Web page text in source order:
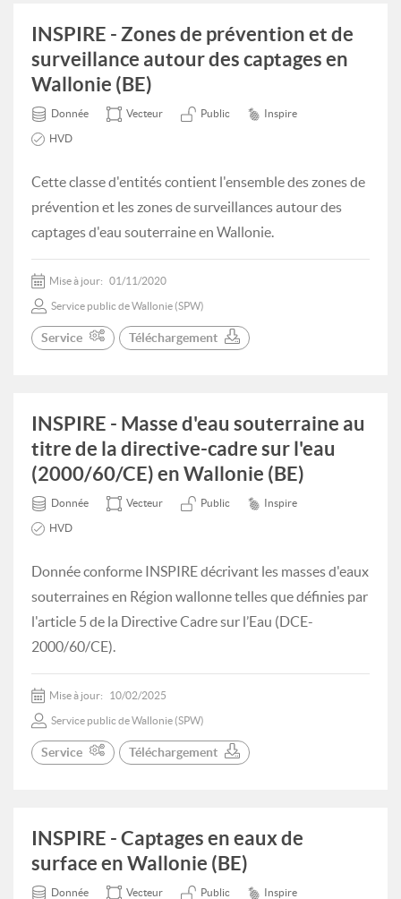
INSPIRE - Zones de prévention et de
surveillance autour des captages en
Wallonie (BE)
Donnée Vecteur Public Inspire
HVD
Cette classe d'entités contient l'ensemble des zones de
prévention et les zones de surveillances autour des
captages d'eau souterraine en Wallonie.
Mise à jour: 01/11/2020
Service public de Wallonie (SPW)
Service Téléchargement
INSPIRE - Masse d'eau souterraine au
titre de la directive-cadre sur l'eau
(2000/60/CE) en Wallonie (BE)
Donnée Vecteur Public Inspire
HVD
Donnée conforme INSPIRE décrivant les masses d'eaux
souterraines en Région wallonne telles que définies par
l'article 5 de la Directive Cadre sur l’Eau (DCE-
2000/60/CE).
Mise à jour: 10/02/2025
Service public de Wallonie (SPW)
Service Téléchargement
INSPIRE - Captages en eaux de
surface en Wallonie (BE)
Donnée Vecteur Public Inspire